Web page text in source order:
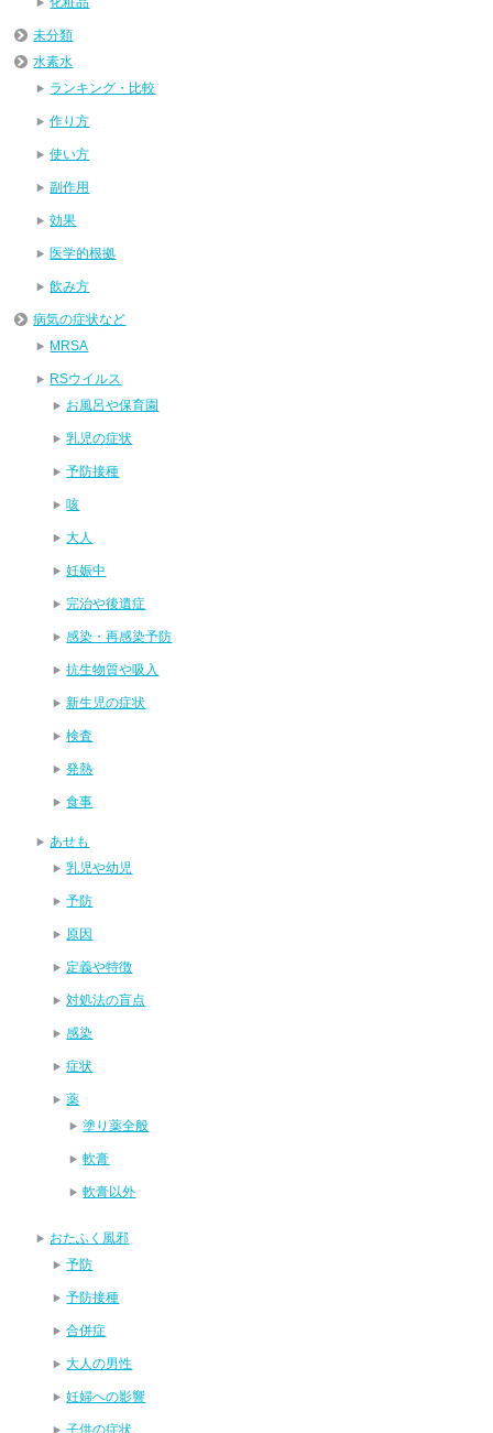
未分類
水素水
ランキング・比較
作り方
使い方
副作用
効果
医学的根拠
飲み方
病気の症状など
MRSA
RSウイルス
お風呂や保育園
乳児の症状
予防接種
咳
大人
妊娠中
完治や後遺症
感染・再感染予防
抗生物質や吸入
新生児の症状
検査
発熱
食事
あせも
乳児や幼児
予防
原因
定義や特徴
対処法の盲点
感染
症状
薬
塗り薬全般
軟膏
軟膏以外
おたふく風邪
予防
予防接種
合併症
大人の男性
妊婦への影響
子供の症状